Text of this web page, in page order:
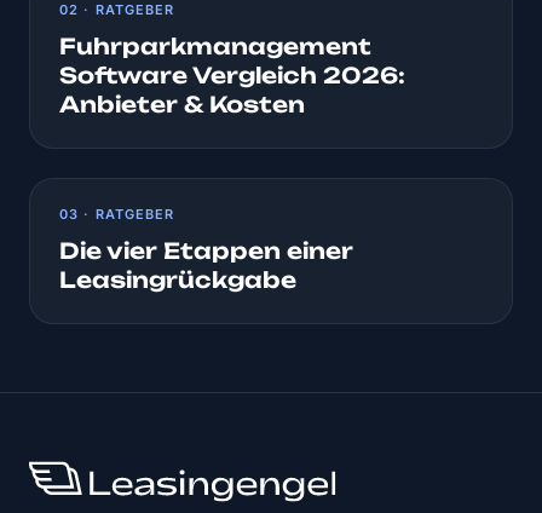
02 · RATGEBER
Fuhrparkmanagement
Software Vergleich 2026:
Anbieter & Kosten
03 · RATGEBER
Die vier Etappen einer
Leasingrückgabe